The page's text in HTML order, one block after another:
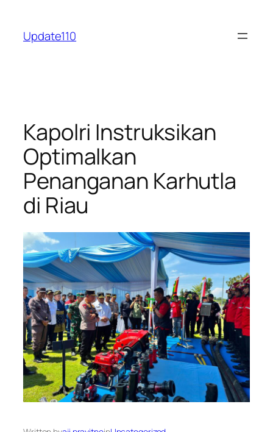
content
Update110
Kapolri Instruksikan
Optimalkan
Penanganan Karhutla
di Riau